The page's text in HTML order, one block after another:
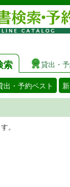
索 貸出・
出・予約ベスト
ことがで